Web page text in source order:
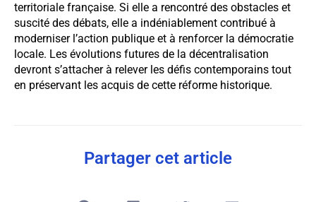
territoriale française. Si elle a rencontré des obstacles et
suscité des débats, elle a indéniablement contribué à
moderniser l’action publique et à renforcer la démocratie
locale. Les évolutions futures de la décentralisation
devront s’attacher à relever les défis contemporains tout
en préservant les acquis de cette réforme historique.
Partager cet article